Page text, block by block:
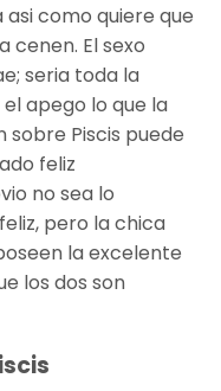
como quiere que
cenen. El sexo
seri­a toda la
apego lo que la
sobre Piscis puede
feliz
no sea lo
pero la chica
la excelente
los dos son